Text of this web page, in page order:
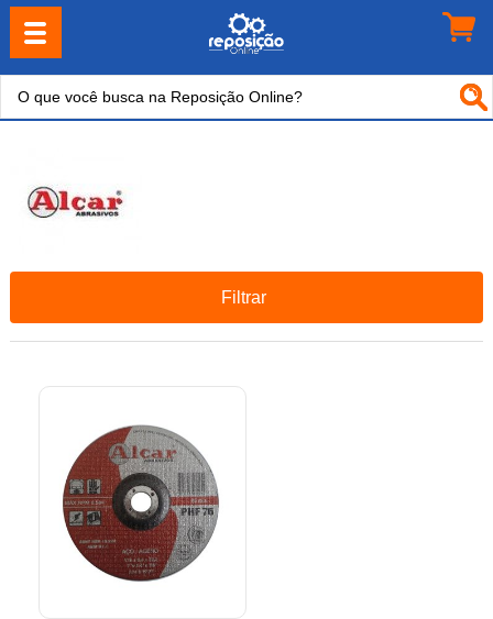
Filtrar